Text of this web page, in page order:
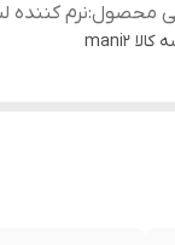
محصول:نرم
کالا mani2